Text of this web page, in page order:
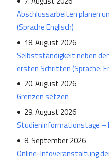
Abschlussarbeiten planen
(Sprache Englisch)
18. August 2026
Selbstständigkeit neben
ersten Schritten (Sprache:
20. August 2026
Grenzen setzen
29. August 2026
Studieninformationstage –
8. September 2026
Online-Infoveranstaltung